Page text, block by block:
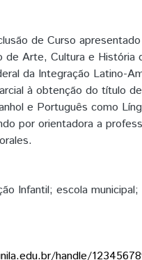
de Curso
de Arte, Cultura e História
da Integração Latino-
à obtenção do título
e Português como
por orientadora a
Infantil; escola
handle/